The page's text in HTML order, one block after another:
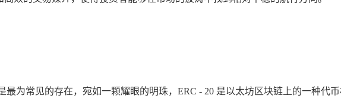
最为常见的存在，宛如一颗耀眼的明珠，ERC - 20 是以太坊区块链上的一种